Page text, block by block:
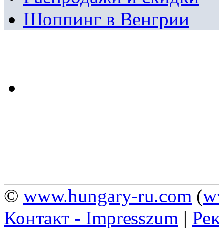
Шоппинг в Венгрии
© www.hungary-ru.com (
Контакт - Impresszum |